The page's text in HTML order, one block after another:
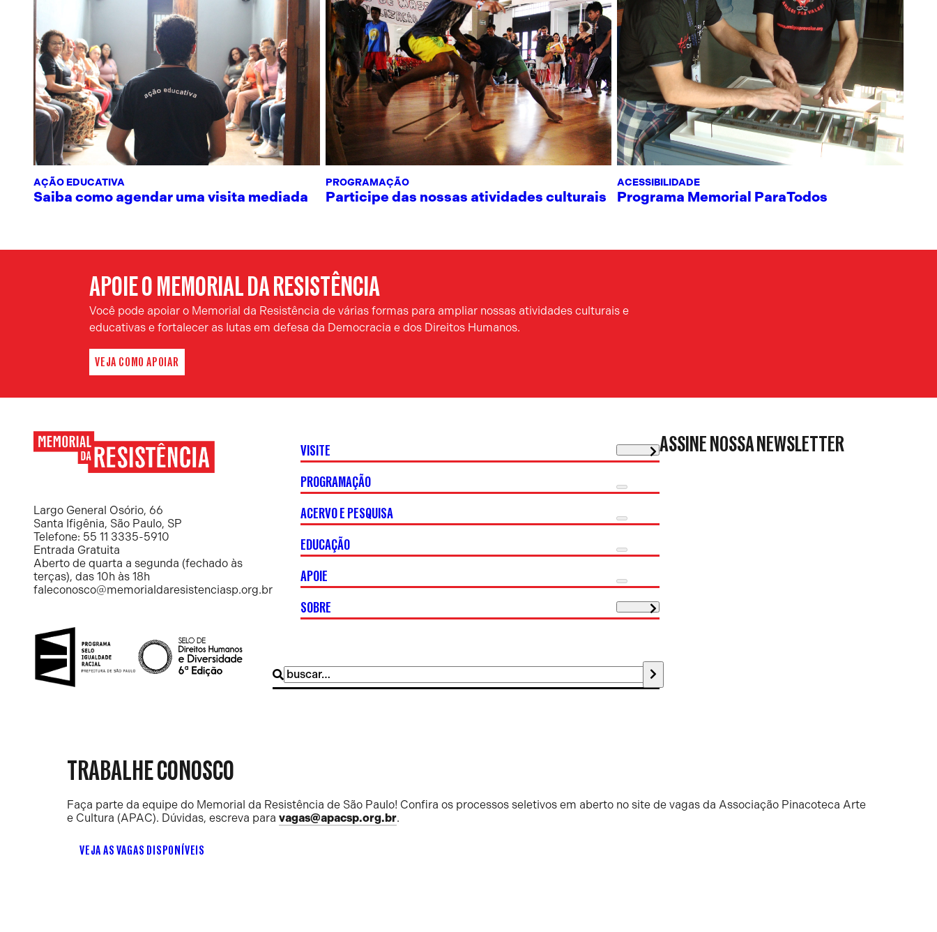
AÇÃO EDUCATIVA
Saiba como agendar uma visita mediada
PROGRAMAÇÃO
Participe das nossas atividades culturais
ACESSIBILIDADE
Programa Memorial ParaTodos
APOIE O MEMORIAL DA RESISTÊNCIA
Você pode apoiar o Memorial da Resistência de várias formas para ampliar nossas atividades culturais e
educativas e fortalecer as lutas em defesa da Democracia e dos Direitos Humanos.
VEJA COMO APOIAR
Resistência
Largo General Osório, 66
Santa Ifigênia, São Paulo, SP
Telefone: 55 11 3335-5910
Entrada Gratuita
Aberto de quarta a segunda (fechado às
terças), das 10h às 18h
faleconosco@memorialdaresistenciasp.org.br
Buscar
por:
VISITE
PROGRAMAÇÃO
ACERVO E PESQUISA
EDUCAÇÃO
APOIE
SOBRE
ASSINE NOSSA NEWSLETTER
TRABALHE CONOSCO
Faça parte da equipe do Memorial da Resistência de São Paulo! Confira os processos seletivos em aberto no site de vagas da Associação Pinacoteca Arte
e Cultura (APAC). Dúvidas, escreva para vagas@apacsp.org.br.
VEJA AS VAGAS DISPONÍVEIS